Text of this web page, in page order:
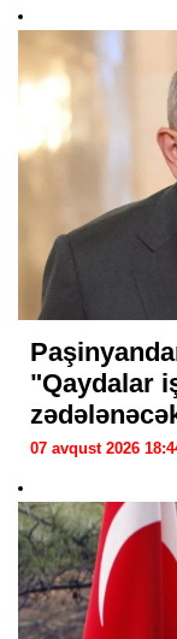
"Qaydalar
07 avqust 2026